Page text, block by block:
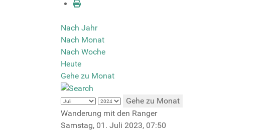
Nach Jahr
Nach Monat
Nach Woche
Heute
Gehe zu Monat
Gehe zu Monat
Wanderung mit den Ranger
Samstag, 01. Juli 2023, 07:50